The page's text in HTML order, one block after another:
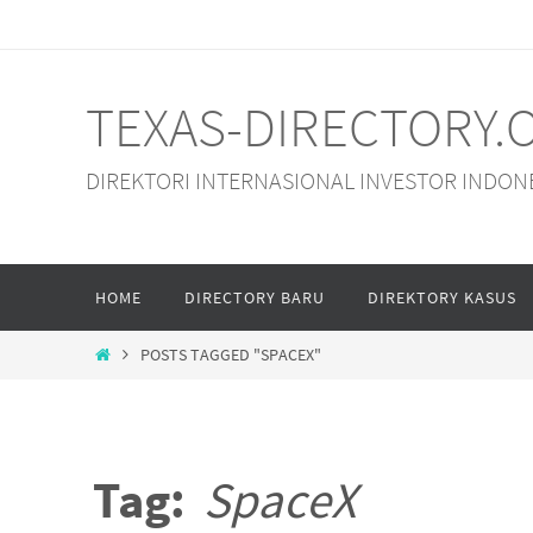
TEXAS-
DIREKTORI INTERNASIONAL INVESTOR
content
HOME DIRECTORY BARU DIREKTORY KASUS
HOMEPOSTS TAGGED "SPACEX"
Tag: SpaceX